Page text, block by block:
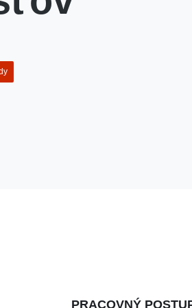
PRACOVNÝ